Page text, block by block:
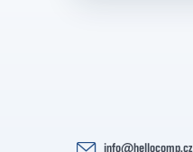
info@hellocomp.cz